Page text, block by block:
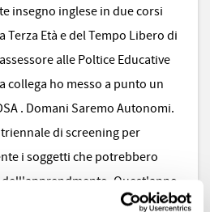
insegno inglese in due corsi
Età e del Tempo Libero di
alle Poltice Educative
collega ho messo a punto un
. Domani Saremo Autonomi.
di screening per
i soggetti che potrebbero
Quest'anno
il team di quattro psicologi